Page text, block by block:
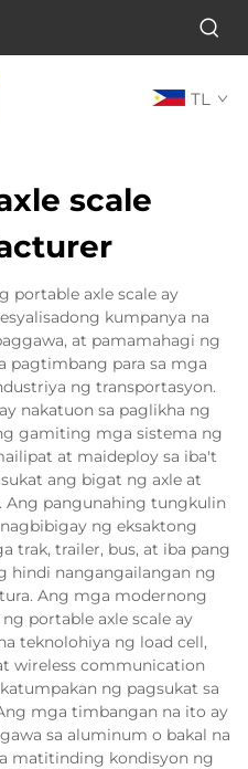
TL
scale
portable axle scale ay
kumpanya na
at pamamahagi ng
pagtimbang para sa mga
ng transportasyon.
nakatuon sa paglikha ng
gamiting mga sistema ng
at maideploy sa iba't
ang bigat ng axle at
Ang pangunahing tungkulin
ng eksaktong
trak, trailer, bus, at iba pang
hindi nangangailangan ng
Ang mga modernong
portable axle scale ay
teknolohiya ng load cell,
wireless communication
ng pagsukat sa
mga timbangan na ito ay
sa aluminum o bakal na
matitinding kondisyon ng